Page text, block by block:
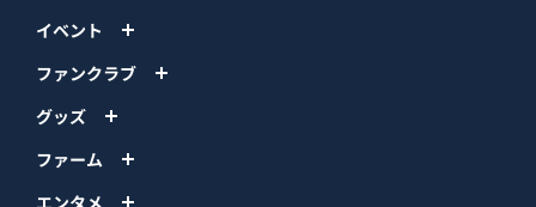
イベント
ファンクラブ
グッズ
ファーム
エンタメ